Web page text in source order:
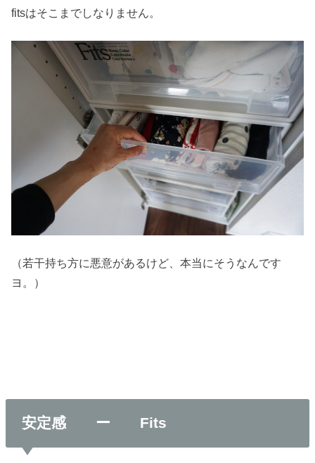
fitsはそこまでしなりません。
（若干持ち方に悪意があるけど、本当にそうなんです
ヨ。）
安定感 ー Fits